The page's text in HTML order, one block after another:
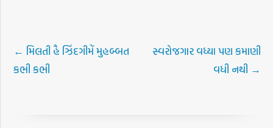
← મિલતી હૈ ઝિંદગીમેં મુહબ્બત
કભી કભી
સ્વરોજગાર વધ્યા પણ કમાણી
વધી નથી →